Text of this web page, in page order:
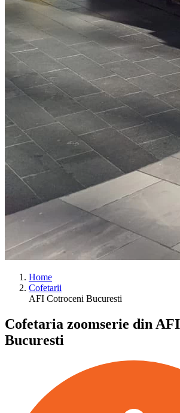
Home
Cofetarii
AFI Cotroceni Bucuresti
Cofetaria zoomserie din
Bucuresti